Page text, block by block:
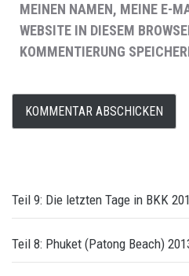
MEINEN NAMEN, MEINE E-
WEBSITE IN DIESEM
KOMMENTIERUNG
Teil 9: Die letzten Tage in BKK
Teil 8: Phuket (Patong Beach)